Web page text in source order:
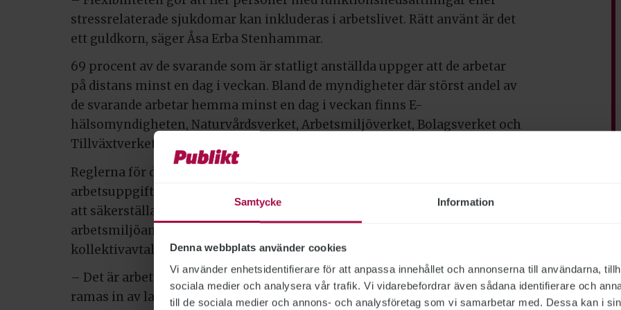
Samtycke Information
Denna webbplats använder cookies
Vi använder enhetsidentifierare för att anpassa innehållet och annonserna till användarna,
sociala medier och analysera vår trafik. Vi vidarebefordrar även sådana identifierare och
till de sociala medier och annons- och analysföretag som vi samarbetar med. Dessa kan i
stressrelaterade sjukdomar kan inkluderas i arbetslivet. Rätt använt är det
ett guldkorn, säger Åsa Erba Stenhammar.
69 procent av de svarande som är statligt anställda uppger att de arbetar
på distans minst en dag i veckan. Bland de myndigheter där störst andel av
de svarande arbetar hemma minst en dag i veckan finns E-
hälsomyndigheten, Naturvårdsverket, Arbetsmiljöverket, Bolagsverket och
Tillväxtverket.
Reglerna för distansarbete skiljer sig åt mellan verksamheterna, trots att
arbetsuppgifterna i många fall är likartade, framhåller ST i rapporten. För
att säkerställa likabehandling, långsiktighet och ett gemensamt
arbetsmiljöansvar anser förbundet att distansarbete bör regleras i
kollektivavtal.
– Det är arbetsgivaren som bestämmer var och när vi ska jobba. Men det
ramas in av lagar och avtal. Det finns dock inga avtal om distansarbete och